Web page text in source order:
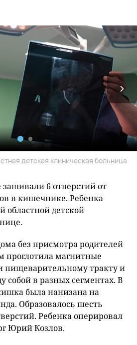
детская клиническая больница
зашивали 6 отверстий от
в кишечнике. Ребенка
областной детской
без присмотра родителей
проглотила магнитные
тракту и
собой в разных сегментах. В
была нанизана на
Образовалось шесть
Ребенка оперировал
Юрий Козлов.